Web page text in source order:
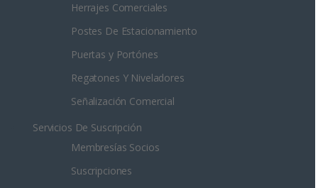
Herrajes Comerciales
Postes De Estacionamiento
Puertas y Portónes
Regatones Y Niveladores
Señalización Comercial
Servicios De Suscripción
Membresías Socios
Suscripciones